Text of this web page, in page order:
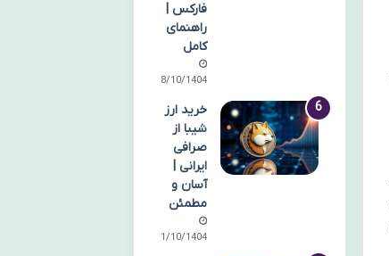
فارکس |
راهنمای
کامل
08/10/1404
خرید ارز
شیبا از
صرافی
ایرانی |
آسان و
مطمئن
11/10/1404